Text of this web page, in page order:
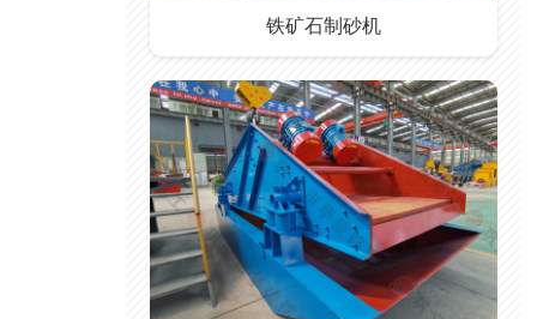
铁矿石制砂机